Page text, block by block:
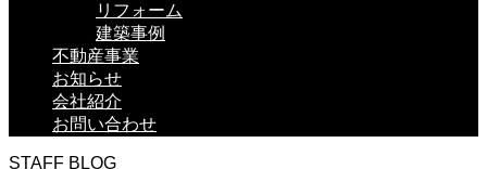
リフォーム
建築事例
不動産事業
お知らせ
会社紹介
お問い合わせ
STAFF BLOG